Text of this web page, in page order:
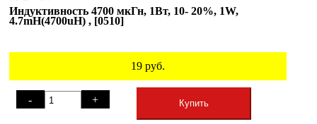
Индуктивность 4700 мкГн, 1Вт, 10- 20%, 1W,
4.7mH(4700uH) , [0510]
19 руб.
- + Купить